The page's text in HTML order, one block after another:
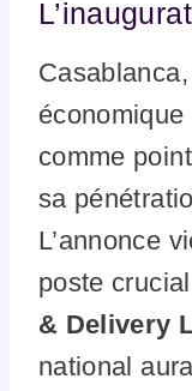
comme
sa
L’annonce
poste
& Delivery
national